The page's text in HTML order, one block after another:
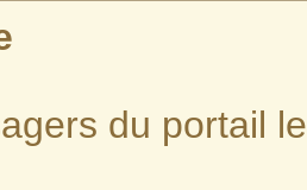
du portail